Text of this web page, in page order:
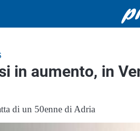
in aumento, in
di un 50enne di Adria